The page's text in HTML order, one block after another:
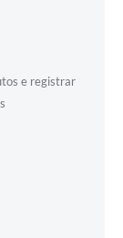
e registrar